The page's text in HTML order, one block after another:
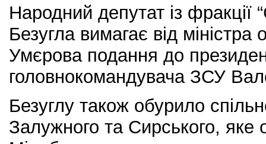
Народний депутат із фракції
Безугла вимагає від
Умєрова подання до
головнокомандувача ЗСУ
Безуглу також обурило
Залужного та Сирського, яке